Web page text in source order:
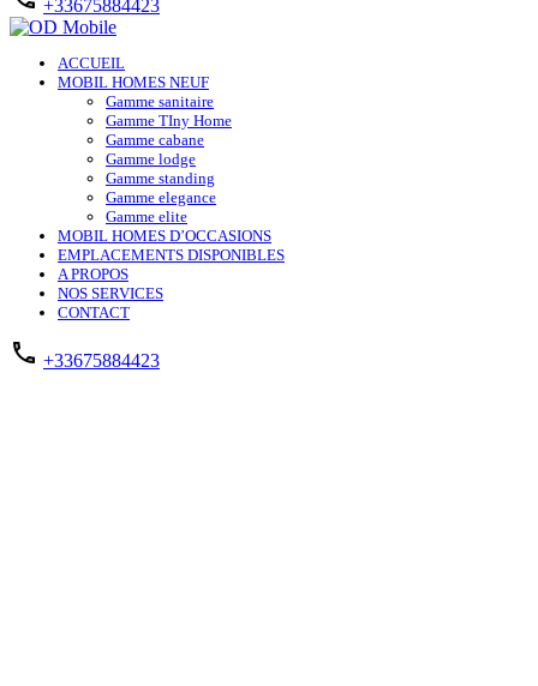
+33675884423
ACCUEIL
MOBIL HOMES NEUF
Gamme sanitaire
Gamme TIny Home
Gamme cabane
Gamme lodge
Gamme standing
Gamme elegance
Gamme elite
MOBIL HOMES D’OCCASIONS
EMPLACEMENTS DISPONIBLES
A PROPOS
NOS SERVICES
CONTACT
+33675884423